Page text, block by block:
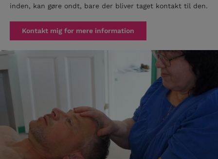
inden, kan gøre ondt, bare der bliver taget kontakt til den.
Kontakt mig for mere information